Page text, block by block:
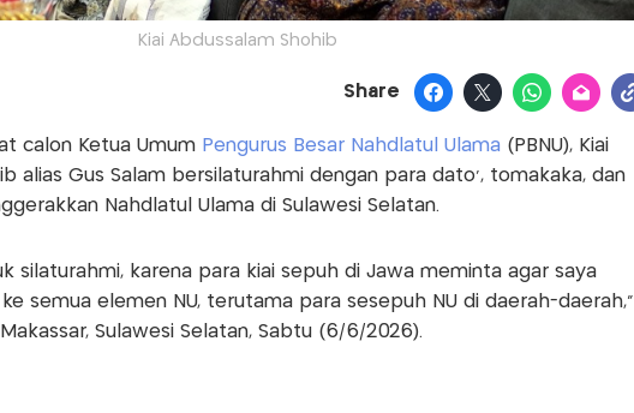
Kiai Abdussalam Shohib
Share
calon Ketua Umum Pengurus Besar Nahdlatul Ulama (PBNU), Kiai
alias Gus Salam bersilaturahmi dengan para dato’, tomakaka, dan
Nahdlatul Ulama di Sulawesi Selatan.
silaturahmi, karena para kiai sepuh di Jawa meminta agar saya
semua elemen NU, terutama para sesepuh NU di daerah-daerah,”
Sulawesi Selatan, Sabtu (6/6/2026).